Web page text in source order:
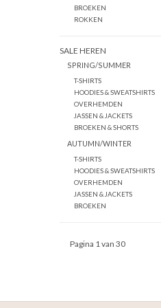
BROEKEN
ROKKEN
SALE HEREN
SPRING/SUMMER
T-SHIRTS
HOODIES & SWEATSHIRTS
OVERHEMDEN
JASSEN & JACKETS
BROEKEN & SHORTS
AUTUMN/WINTER
T-SHIRTS
HOODIES & SWEATSHIRTS
OVERHEMDEN
JASSEN & JACKETS
BROEKEN
Pagina 1 van 30